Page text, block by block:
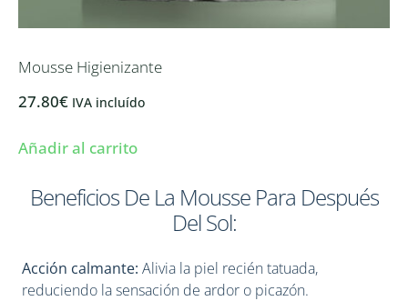
Mousse Higienizante
27.80€ IVA incluído
Añadir al carrito
Beneficios De La Mousse Para Después
Del Sol:
Acción calmante: Alivia la piel recién tatuada,
reduciendo la sensación de ardor o picazón.